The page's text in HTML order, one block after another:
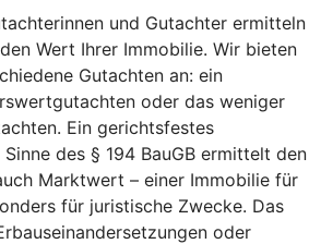
und Gutachter ermitteln
Wert Ihrer Immobilie. Wir bieten
Gutachten an: ein
oder das weniger
Ein gerichtsfestes
des § 194 BauGB ermittelt den
Marktwert – einer Immobilie für
für juristische Zwecke. Das
oder